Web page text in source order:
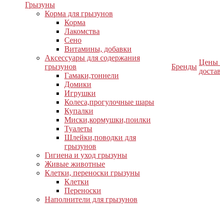
Грызуны
Корма для грызунов
Корма
Лакомства
Сено
Витамины, добавки
Аксессуары для содержания
грызунов
Гамаки,тоннели
Домики
Игрушки
Колеса,прогулочные шары
Купалки
Миски,кормушки,поилки
Туалеты
Шлейки,поводки для
грызунов
Гигиена и уход грызуны
Живые животные
Клетки, переноски грызуны
Клетки
Переноски
Наполнители для грызунов
Бренды
Цены